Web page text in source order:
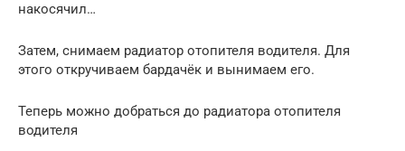
накосячил…
Затем, снимаем радиатор отопителя водителя. Для
этого откручиваем бардачёк и вынимаем его.
Теперь можно добраться до радиатора отопителя
водителя